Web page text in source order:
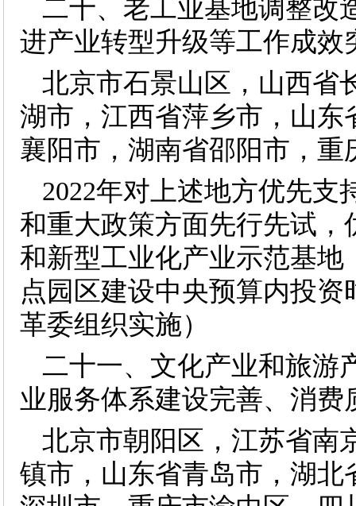
二十、老工业基地调整改
进产业转型升级等工作成效
北京市石景山区，山西省
湖市，江西省萍乡市，山
襄阳市，湖南省邵阳市，重
2022年对上述地方优先支
和重大政策方面先行先试
和新型工业化产业示范基
点园区建设中央预算内投
革委组织实施）
二十一、文化产业和旅游
业服务体系建设完善、消费
北京市朝阳区，江苏省南
镇市，山东省青岛市，湖